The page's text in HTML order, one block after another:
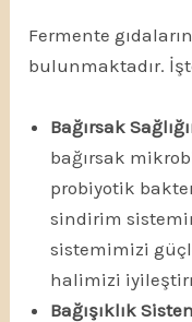
Fermente gıdaların
bulunmaktadır.
Bağırsak
bağırsak
probiyotik
sindirim
sistemimizi
halimizi
Bağışıklık